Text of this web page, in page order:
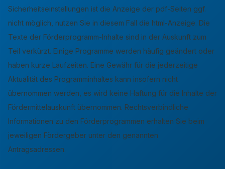
Sicherheitseinstellungen ist die Anzeige der pdf-Seiten ggf.
nicht möglich, nutzen Sie in diesem Fall die html-Anzeige. Die
Texte der Förderprogramm-Inhalte sind in der Auskunft zum
Teil verkürzt. Einige Programme werden häufig geändert oder
haben kurze Laufzeiten. Eine Gewähr für die jederzeitige
Aktualität des Programminhaltes kann insofern nicht
übernommen werden, es wird keine Haftung für die Inhalte der
Fördermittelauskunft übernommen. Rechtsverbindliche
Informationen zu den Förderprogrammen erhalten Sie beim
jeweiligen Fördergeber unter den genannten
Antragsadressen.